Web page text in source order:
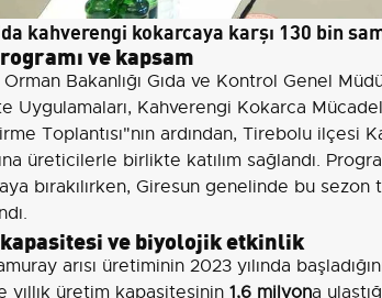
kahverengi kokarcaya karşı 130 bin
ve kapsam
Orman Bakanlığı Gıda ve Kontrol Genel
Uygulamaları, Kahverengi Kokarca
Toplantısı"nın ardından, Tirebolu ilçesi
üreticilerle birlikte katılım sağlandı.
bırakılırken, Giresun genelinde bu sezon
ve biyolojik etkinlik
arısı üretiminin 2023 yılında
yıllık üretim kapasitesinin 1,6 milyona